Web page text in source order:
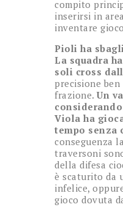
compito
inserirsi in
inventare
Pioli ha
La squadra
soli cross
precisione
frazione. Un
Viola ha
tempo senza
conseguenza
traversoni
della difesa
è scaturito da
infelice,
gioco dovuta